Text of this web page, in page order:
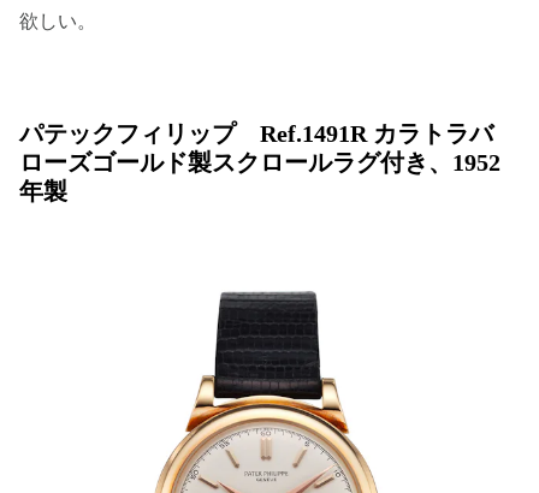
欲しい。
パテックフィリップ Ref.1491R カラトラバ
ローズゴールド製スクロールラグ付き、1952
年製